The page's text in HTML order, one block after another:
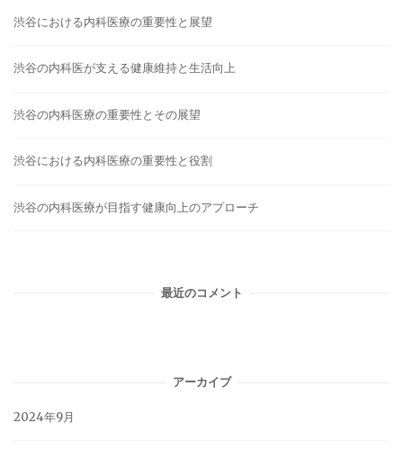
渋谷における内科医療の重要性と展望
渋谷の内科医が支える健康維持と生活向上
渋谷の内科医療の重要性とその展望
渋谷における内科医療の重要性と役割
渋谷の内科医療が目指す健康向上のアプローチ
最近のコメント
アーカイブ
2024年9月